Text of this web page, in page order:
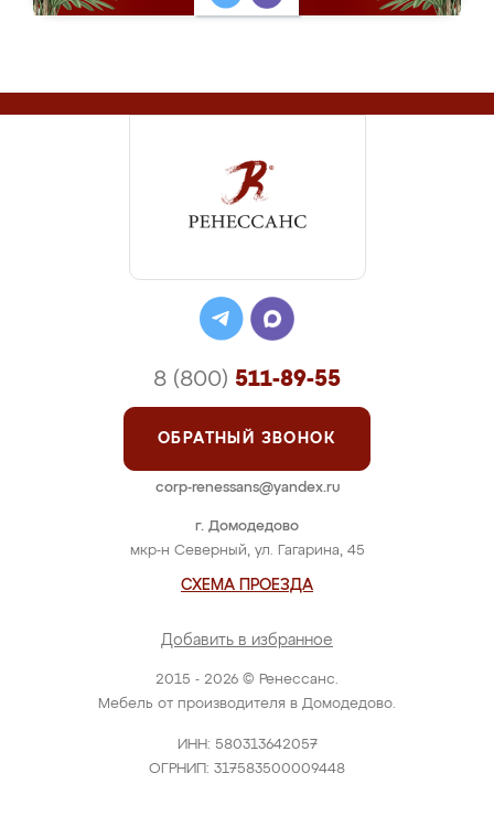
2015 - 2026 © Ренессанс.
Мебель от производителя в Домодедово.
ИНН: 580313642057
ОГРНИП: 317583500009448
г. Домодедово
мкр-н Северный, ул. Гагарина, 45
СХЕМА ПРОЕЗДА
Добавить в избранное
8 (800) 511-89-55
ОБРАТНЫЙ ЗВОНОК
corp-renessans@yandex.ru